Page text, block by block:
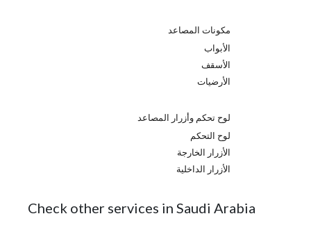
مكونات المصاعد
الأبواب
الأسقف
الأرضيات
لوح تحكم وأزرار المصاعد
لوح التحكم
الأزرار الخارجة
الأزرار الداخلية
Check other services in Saudi Arabia